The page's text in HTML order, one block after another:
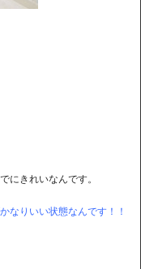
にきれいなんです。
なりいい状態なんです！！